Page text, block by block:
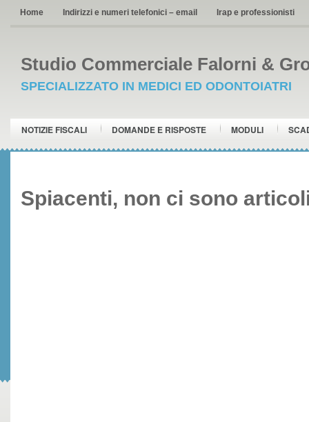
Home Indirizzi e numeri telefonici – email Irap e professionisti
Studio Commerciale Falorni &
SPECIALIZZATO IN MEDICI ED ODONTOIATRI
NOTIZIE FISCALI DOMANDE E RISPOSTE MODULI
Spiacenti, non ci sono